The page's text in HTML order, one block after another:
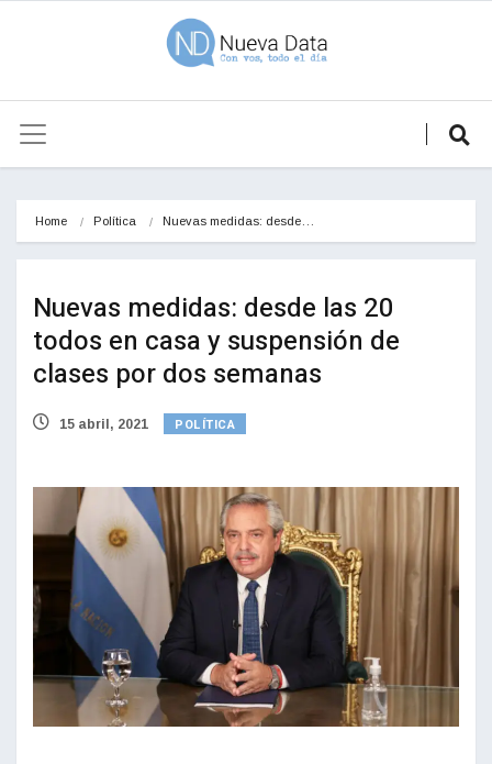
Home Política Nuevas medidas: desde…
Nuevas medidas: desde las 20
todos en casa y suspensión de
clases por dos semanas
15 abril, 2021 POLÍTICA